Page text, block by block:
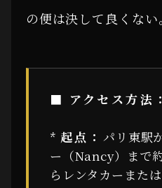
の便は決して良くない。
■ アクセス方法：
* 起点： パリ東駅
ー（Nancy）まで
らレンタカーまた